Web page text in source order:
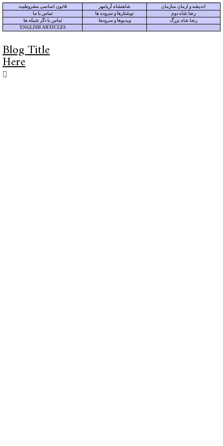
قانون اساسی مشروطیت شاهنشاه آریامهر
اندیشه و ارمان سازمان
تماس با ما
نوشتارها و سروده ها
رضا شاه دوم
تماس با دگر شبکه ها
ویدیوها و سرودها
رضا شاه بزرگ
ENGLISH ARTICLES
Blog Title
Here